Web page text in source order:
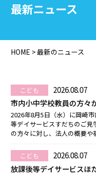
最新ニュース
HOME >最新のニュース
こども
2026.08.07
市内小中学校教員の方々
2026年8月5日（水）に岡崎
等デイサービスすだちのご
の方々に対し、法人の概要
こども
2026.08.07
放課後等デイサービス